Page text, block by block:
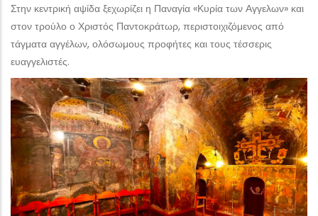
Στην κεντρική αψίδα ξεχωρίζει η Παναγία «Κυρία των Αγγελων» και
στον τρούλο ο Χριστός Παντοκράτωρ, περιστοιχιζόμενος από
τάγματα αγγέλων, ολόσωμους προφήτες και τους τέσσερις
ευαγγελιστές.